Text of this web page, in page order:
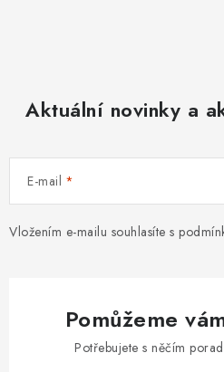
Aktuální novinky a
E-mail
Vložením e-mailu souhlasíte s
Pomůžeme
Potřebujete s něčím